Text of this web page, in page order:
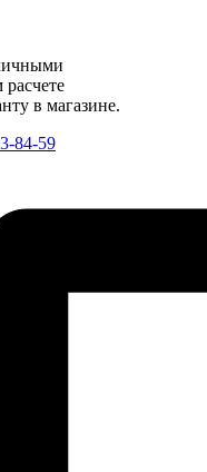
в магазине.
84-59